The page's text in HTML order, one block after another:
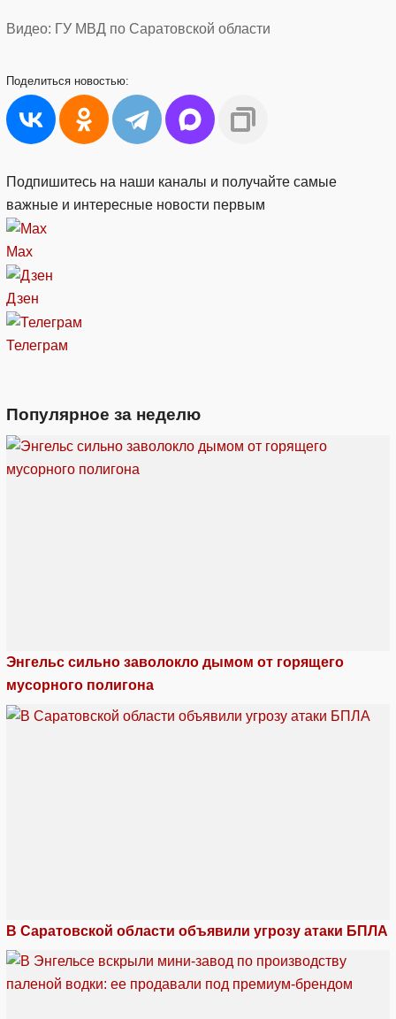
Видео: ГУ МВД по Саратовской области
Поделиться новостью:
Подпишитесь на наши каналы и получайте самые
важные и интересные новости первым
Max
Дзен
Телеграм
Популярное за неделю
Энгельс сильно заволокло дымом от горящего
мусорного полигона
В Саратовской области объявили угрозу атаки БПЛА